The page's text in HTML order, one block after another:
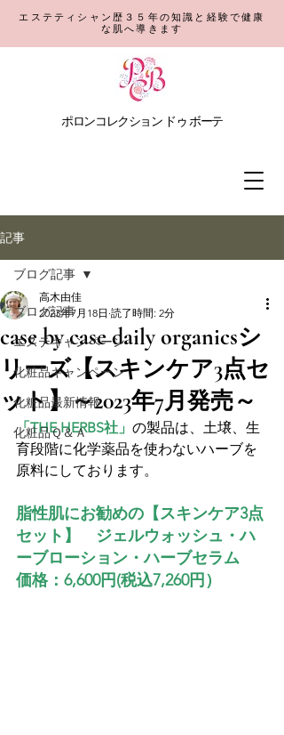
エステティシャン歴３５年の知識と経験で健康
な肌へ導きます
​ポロンコレクション ドゥ ボーテ
記事
ブログ記事
エステキャンペーン
化粧品キャンペーン
化粧品最新情報
化粧品Ｑ＆Ａ
ブログ記事
case by case daily organicsシ
リーズ【スキンケア3点セ
ット】～2023年7月発売～
高木由佳
2023年7月18日 読了時間: 2分
「THE HERBS社」 の製品は、土壌、生
育段階に化学薬品を使わないハーブを
脂性肌にお勧めの【スキンケア3点
セット】　ジェルウォッシュ・ハ
ーブローション・ハーブセラム
価格：6,600円(税込7,260円）